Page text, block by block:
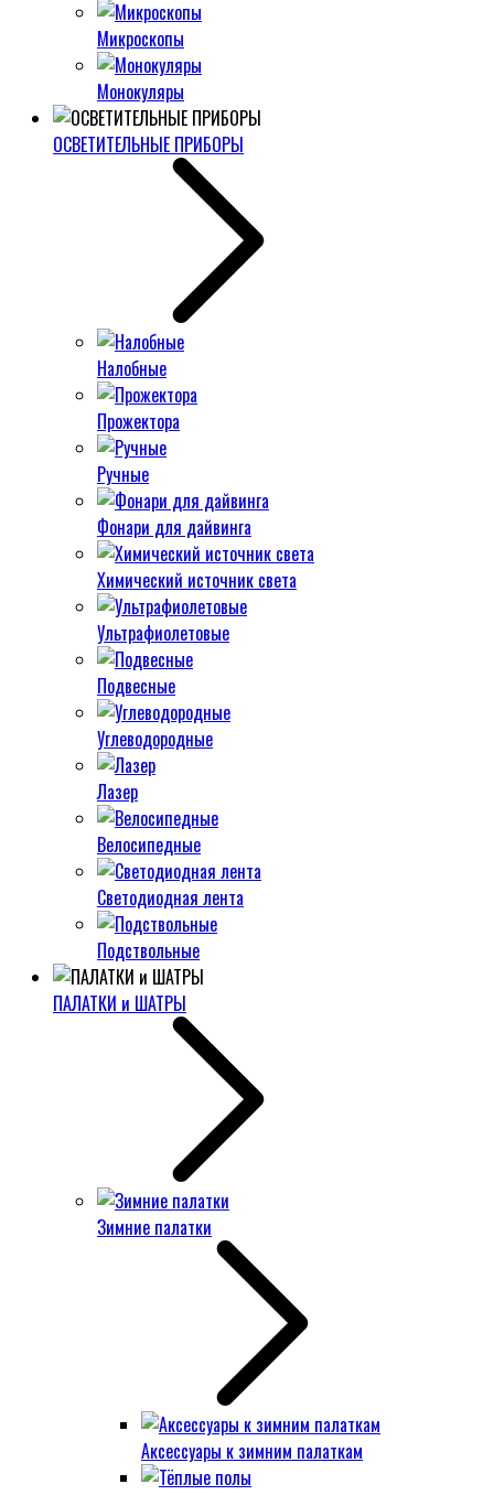
Микроскопы
Монокуляры
ОСВЕТИТЕЛЬНЫЕ ПРИБОРЫ
Налобные
Прожектора
Ручные
Фонари для дайвинга
Химический источник света
Ультрафиолетовые
Подвесные
Углеводородные
Лазер
Велосипедные
Светодиодная лента
Подствольные
ПАЛАТКИ и ШАТРЫ
Зимние палатки
Аксессуары к зимним палаткам